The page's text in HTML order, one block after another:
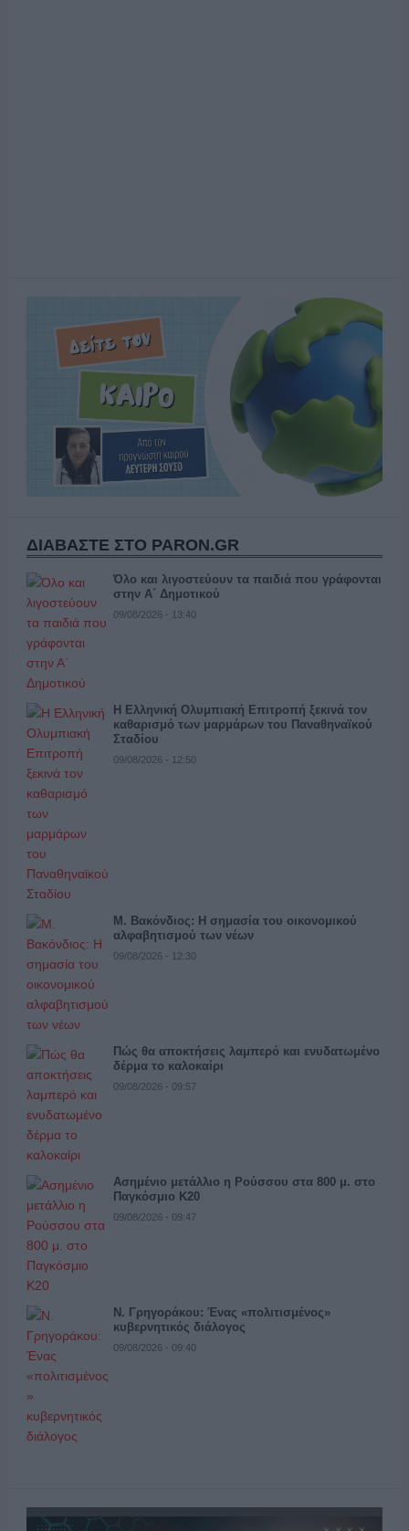
ΔΙΑΒΑΣΤΕ ΣΤΟ PARON.GR
Όλο και λιγοστεύουν τα παιδιά που γράφονται
στην Α΄ Δημοτικού
09/08/2026 - 13:40
Η Ελληνική Ολυμπιακή Επιτροπή ξεκινά τον
καθαρισμό των μαρμάρων του Παναθηναϊκού
Σταδίου
09/08/2026 - 12:50
Μ. Βακόνδιος: H σημασία του οικονομικού
αλφαβητισμού των νέων
09/08/2026 - 12:30
Πώς θα αποκτήσεις λαμπερό και ενυδατωμένο
δέρμα το καλοκαίρι
09/08/2026 - 09:57
Ασημένιο μετάλλιο η Ρούσσου στα 800 μ. στο
Παγκόσμιο Κ20
09/08/2026 - 09:47
Ν. Γρηγοράκου: Ένας «πολιτισμένος»
κυβερνητικός διάλογος
09/08/2026 - 09:40